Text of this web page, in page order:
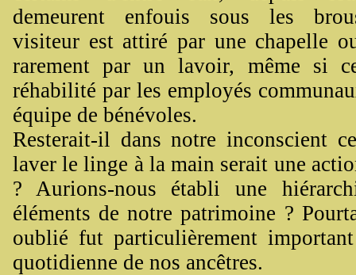
demeurent enfouis sous les
visiteur est attiré par une chapelle
rarement par un lavoir, même si
réhabilité par les employés
équipe de bénévoles.
Resterait-il dans notre inconscient
laver le linge à la main serait une
? Aurions-nous établi une
éléments de notre patrimoine ?
oublié fut particulièrement
quotidienne de nos ancêtres.